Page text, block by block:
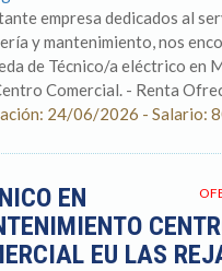
empresa dedicados al
y mantenimiento, nos
de Técnico/a eléctrico en
Comercial. - Renta
24/06/2026 - Salario:
EN
EU LAS